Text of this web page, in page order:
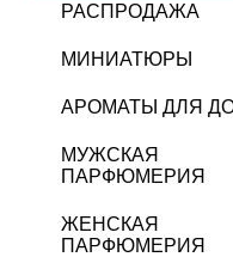
РАСПРОДАЖА
МИНИАТЮРЫ
АРОМАТЫ ДЛЯ
МУЖСКАЯ
ПАРФЮМЕРИЯ
ЖЕНСКАЯ
ПАРФЮМЕРИЯ